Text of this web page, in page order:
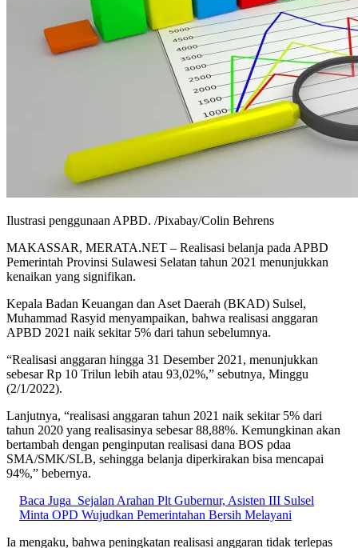
Ilustrasi penggunaan APBD. /Pixabay/Colin Behrens
MAKASSAR, MERATA.NET – Realisasi belanja pada APBD
Pemerintah Provinsi Sulawesi Selatan tahun 2021 menunjukkan
kenaikan yang signifikan.
Kepala Badan Keuangan dan Aset Daerah (BKAD) Sulsel,
Muhammad Rasyid menyampaikan, bahwa realisasi anggaran
APBD 2021 naik sekitar 5% dari tahun sebelumnya.
“Realisasi anggaran hingga 31 Desember 2021, menunjukkan
sebesar Rp 10 Trilun lebih atau 93,02%,” sebutnya, Minggu
(2/1/2022).
Lanjutnya, “realisasi anggaran tahun 2021 naik sekitar 5% dari
tahun 2020 yang realisasinya sebesar 88,88%. Kemungkinan akan
bertambah dengan penginputan realisasi dana BOS pdaa
SMA/SMK/SLB, sehingga belanja diperkirakan bisa mencapai
94%,” bebernya.
Baca Juga Sejalan Arahan Plt Gubernur, Asisten III Sulsel
Minta OPD Wujudkan Pemerintahan Bersih Melayani
Ia mengaku, bahwa peningkatan realisasi anggaran tidak terlepas